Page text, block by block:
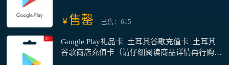
￥ 售罄 已售：615
Google Play礼品卡_土耳其谷歌充值卡_土耳其
谷歌商店充值卡（请仔细阅读商品详情再行购